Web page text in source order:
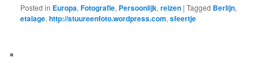
Posted in Europa,Fotografie, Persoonlijk,reizen |Tagged Berlijn,
etalage,http://stuureenfoto.wordpress.com,sfeertje